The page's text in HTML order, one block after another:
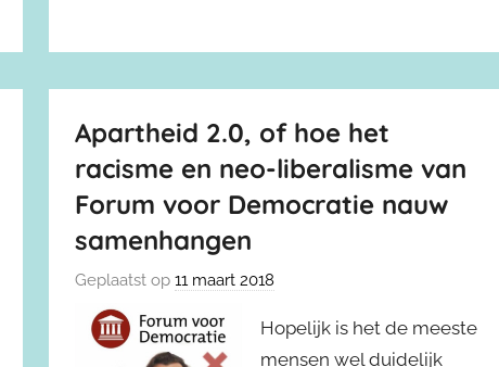
Apartheid 2.0, of hoe het
racisme en neo-liberalisme van
Forum voor Democratie nauw
samenhangen
Geplaatst op11 maart 2018
Hopelijk is het de meeste
mensen wel duidelijk